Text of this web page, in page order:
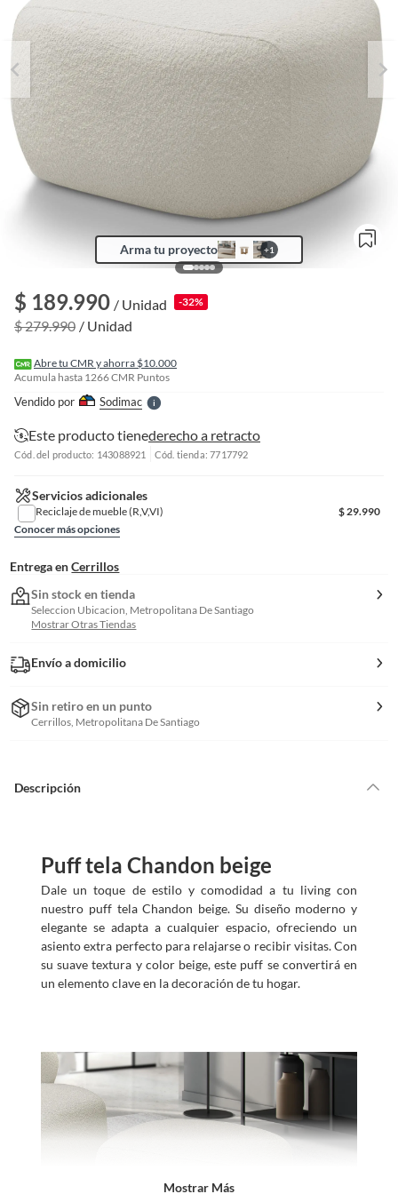
Arma tu proyecto +1
$ 189.990 / Unidad -32%
$ 279.990 / Unidad
Abre tu CMR y ahorra $10.000
Acumula hasta 1266CMR Puntos
Vendido por SodimacS
l
l
n
Este producto tienederecho a retracto
Cód. del producto: 143088921 Cód. tienda: 7717792
Servicios adicionales
Reciclaje de mueble (R,V,VI) $29.990
Conocer más opciones
Entrega en Cerrillos
Sin stock en tienda
Seleccion Ubicacion, Metropolitana De Santiago
Mostrar Otras Tiendas
Envío a domicilio
Sin retiro en un punto
Cerrillos, Metropolitana De Santiago
Descripción
Puff tela Chandon beige
Dale un toque de estilo y comodidad a tu living con
nuestro puff tela Chandon beige. Su diseño moderno y
elegante se adapta a cualquier espacio, ofreciendo un
asiento extra perfecto para relajarse o recibir visitas. Con
su suave textura y color beige, este puff se convertirá en
un elemento clave en la decoración de tu hogar.
Mostrar Más